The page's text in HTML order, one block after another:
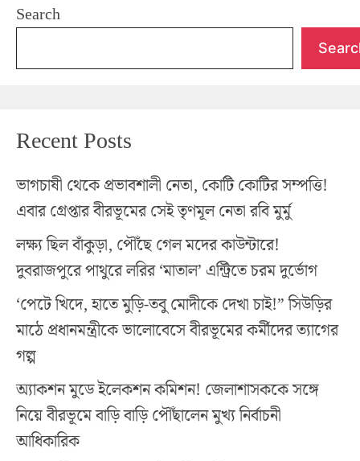
Search
Recent Posts
ভাগচাষী থেকে প্রভাবশালী নেতা, কোটি কোটির সম্পত্তি!
এবার গ্রেপ্তার বীরভূমের সেই তৃণমূল নেতা রবি মুর্মু
লক্ষ্য ছিল বাঁকুড়া, পৌঁছে গেল মদের কাউন্টারে!
দুবরাজপুরে পাথুরে লরির ‘মাতাল’ এন্ট্রিতে চরম দুর্ভোগ
‘পেটে খিদে, হাতে মুড়ি-তবু মোদীকে দেখা চাই!” সিউড়ির
মাঠে প্রধানমন্ত্রীকে ভালোবেসে বীরভূমের কর্মীদের ত্যাগের
গল্প
অ্যাকশন মুডে ইলেকশন কমিশন! জেলাশাসককে সঙ্গে
নিয়ে বীরভূমে বাড়ি বাড়ি পৌঁছালেন মুখ্য নির্বাচনী
আধিকারিক